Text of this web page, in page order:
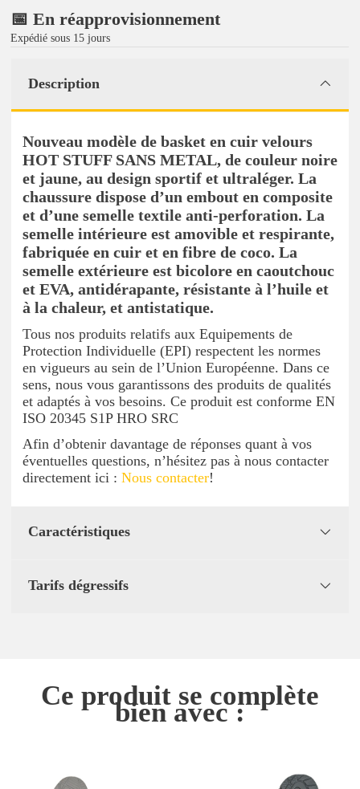
📅 En réapprovisionnement
Expédié sous 15 jours
Description
Nouveau modèle de basket en cuir velours
HOT STUFF SANS METAL, de couleur noire
et jaune, au design sportif et ultraléger. La
chaussure dispose d’un embout en composite
et d’une semelle textile anti-perforation. La
semelle intérieure est amovible et respirante,
fabriquée en cuir et en fibre de coco. La
semelle extérieure est bicolore en caoutchouc
et EVA, antidérapante, résistante à l’huile et
à la chaleur, et antistatique.
Tous nos produits relatifs aux Equipements de
Protection Individuelle (EPI) respectent les normes
en vigueurs au sein de l’Union Européenne. Dans ce
sens, nous vous garantissons des produits de qualités
et adaptés à vos besoins. Ce produit est conforme EN
ISO 20345 S1P HRO SRC
Afin d’obtenir davantage de réponses quant à vos
éventuelles questions, n’hésitez pas à nous contacter
directement ici : Nous contacter!
Caractéristiques
Tarifs dégressifs
Ce produit se complète
bien avec :